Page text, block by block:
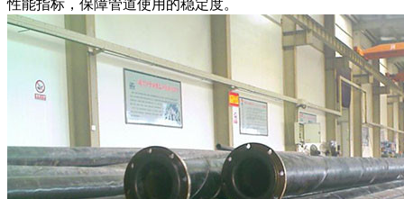
性能指标，保障管道使用的稳定度。